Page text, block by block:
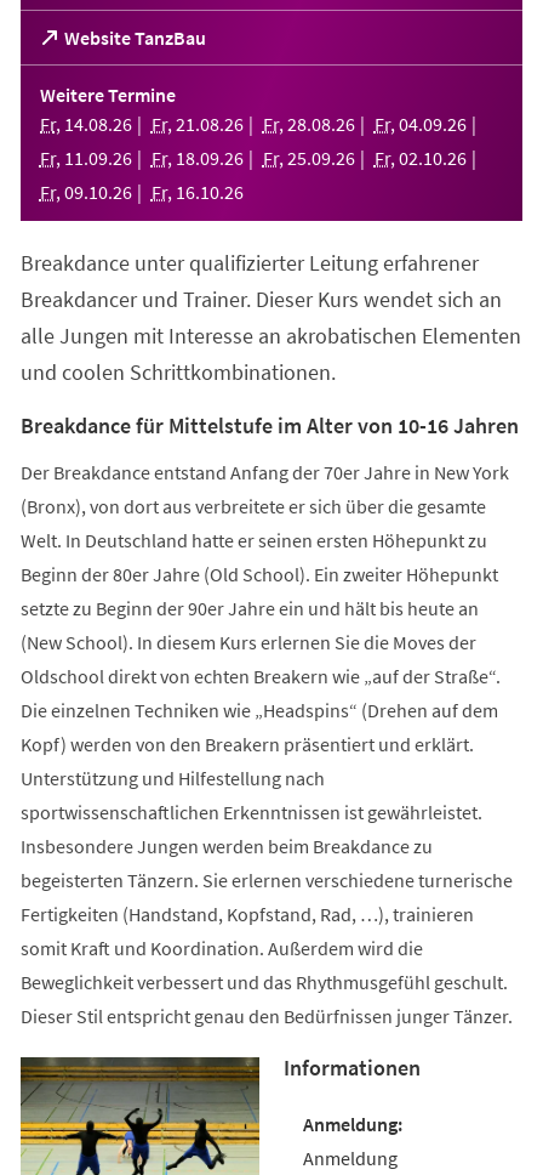
Website TanzBau
(Öffnet
in
einem
neuen
Tab)
Weitere Termine
Fr, 14.08.26 Fr, 21 .08.26 Fr, 28.08.26 Fr, 04.09.26
Fr, 11 .09.26 Fr, 18.09.26 Fr, 25.09.26 Fr, 02.10.26
Fr, 09.10.26 Fr, 16.10.26
Breakdance unter qualifizierter Leitung erfahrener
Breakdancer und Trainer. Dieser Kurs wendet sich an
alle Jungen mit Interesse an akrobatischen Elementen
und coolen Schrittkombinationen.
Breakdance für Mittelstufe im Alter von 10-16 Jahren
Der Breakdance entstand Anfang der 70er Jahre in New York
(Bronx), von dort aus verbreitete er sich über die gesamte
Welt. In Deutschland hatte er seinen ersten Höhepunkt zu
Beginn der 80er Jahre (Old School). Ein zweiter Höhepunkt
setzte zu Beginn der 90er Jahre ein und hält bis heute an
(New School). In diesem Kurs erlernen Sie die Moves der
Oldschool direkt von echten Breakern wie „auf der Straße“.
Die einzelnen Techniken wie „Headspins“ (Drehen auf dem
Kopf) werden von den Breakern präsentiert und erklärt.
Unterstützung und Hilfestellung nach
sportwissenschaftlichen Erkenntnissen ist gewährleistet.
Insbesondere Jungen werden beim Breakdance zu
begeisterten Tänzern. Sie erlernen verschiedene turnerische
Fertigkeiten (Handstand, Kopfstand, Rad, …), trainieren
somit Kraft und Koordination. Außerdem wird die
Beweglichkeit verbessert und das Rhythmusgefühl geschult.
Dieser Stil entspricht genau den Bedürfnissen junger Tänzer.
Informationen
Anmeldung